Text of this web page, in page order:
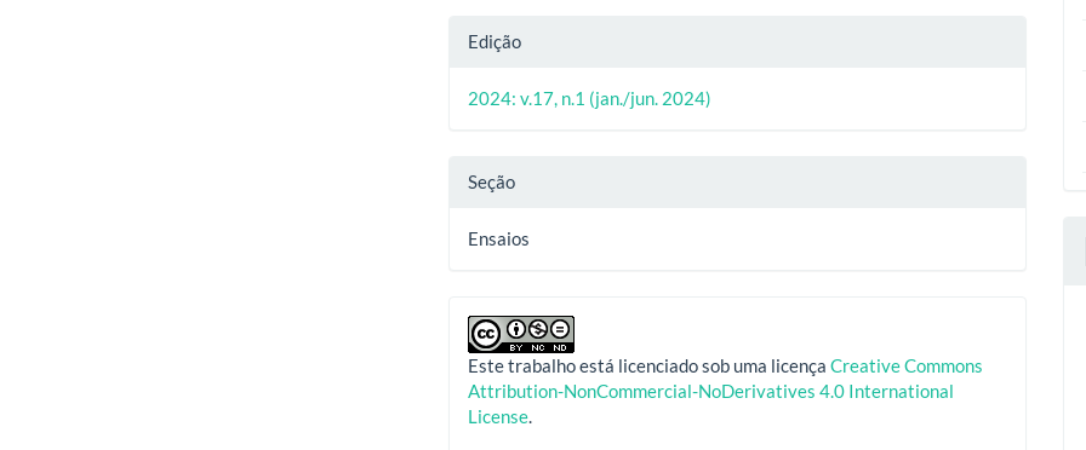
Edição
2024: v.17, n.1 (jan./jun. 2024)
Seção
Ensaios
Este trabalho está licenciado sob uma licençaCreative Commons
Attribution-NonCommercial-NoDerivatives 4.0 International
License.